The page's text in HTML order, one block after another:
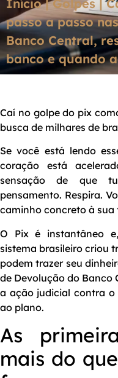
Início|Golpes |
passo a passo
Banco Central,
banco e quando
Caí no golpe do pix
busca de milhares de
Se você está lendo
coração está
sensação de que
pensamento. Respira.
caminho concreto à sua
O Pix é instantâneo
sistema brasileiro criou
podem trazer seu
de Devolução do Banco
a ação judicial contra o
ao plano.
As
mais do